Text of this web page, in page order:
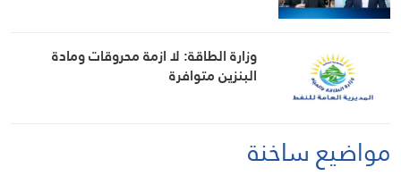
وزارة الطاقة: لا ازمة محروقات ومادة
البنزين متوافرة
مواضيع ساخنة